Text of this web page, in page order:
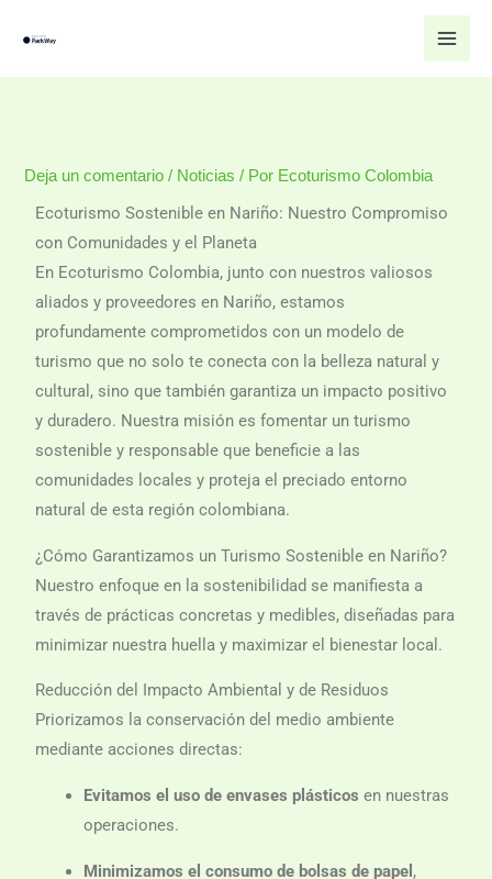
Deja un comentario / Noticias / Por Ecoturismo Colombia
Ecoturismo Sostenible en Nariño: Nuestro Compromiso
con Comunidades y el Planeta
En Ecoturismo Colombia, junto con nuestros valiosos
aliados y proveedores en Nariño, estamos
profundamente comprometidos con un modelo de
turismo que no solo te conecta con la belleza natural y
cultural, sino que también garantiza un impacto positivo
y duradero. Nuestra misión es fomentar un turismo
sostenible y responsable que beneficie a las
comunidades locales y proteja el preciado entorno
natural de esta región colombiana.
¿Cómo Garantizamos un Turismo Sostenible en Nariño?
Nuestro enfoque en la sostenibilidad se manifiesta a
través de prácticas concretas y medibles, diseñadas para
minimizar nuestra huella y maximizar el bienestar local.
Reducción del Impacto Ambiental y de Residuos
Priorizamos la conservación del medio ambiente
mediante acciones directas:
Evitamos el uso de envases plásticos en nuestras
operaciones.
Minimizamos el consumo de bolsas de papel ,